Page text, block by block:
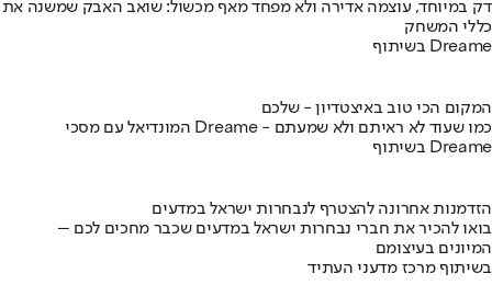
דק במיוחד, עוצמה אדירה ולא מפחד מאף מכשול: שואב האבק שמשנה את
כללי המשחק
בשיתוף Dreame
המקום הכי טוב באיצטדיון - שלכם
המונדיאל עם מסכי Dreame - כמו שעוד לא ראיתם ולא שמעתם
בשיתוף Dreame
הזדמנות אחרונה להצטרף לנבחרות ישראל במדעים
בואו להכיר את חברי נבחרות ישראל במדעים שכבר מחכים לכם –
המיונים בעיצומם
בשיתוף מרכז מדעני העתיד